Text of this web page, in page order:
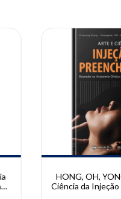
HONG, OH,
Ciência da